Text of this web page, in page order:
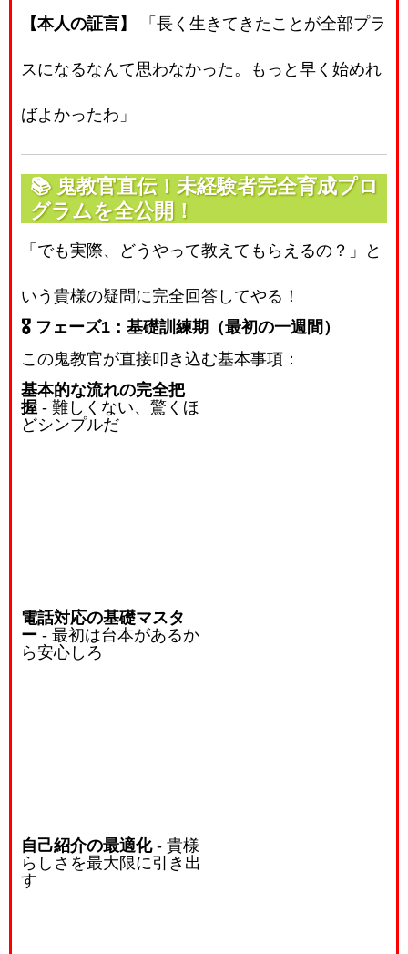
【本人の証言】 「長く生きてきたことが全部プラ
スになるなんて思わなかった。もっと早く始めれ
ばよかったわ」
📚 鬼教官直伝！未経験者完全育成プロ
グラムを全公開！
「でも実際、どうやって教えてもらえるの？」と
いう貴様の疑問に完全回答してやる！
🎖️ フェーズ1：基礎訓練期（最初の一週間）
この鬼教官が直接叩き込む基本事項：
基本的な流れの完全把
握 - 難しくない、驚くほ
どシンプルだ
電話対応の基礎マスタ
ー - 最初は台本があるか
ら安心しろ
自己紹介の最適化- 貴様
らしさを最大限に引き出
す